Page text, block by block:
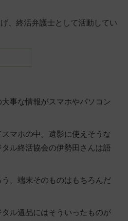
、終活弁護士として活動してい
事な情報がスマホやパソコン
マホの中。遺影に使えそうな
ル終活協会の伊勢田さんは語
。端末そのものはもちろんだ
ル遺品にはそういったものが